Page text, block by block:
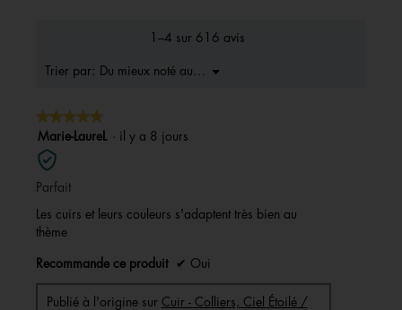
1–4 sur 616 avis
Trier par: Du mieux noté au moins bons
▼
Menu
★★★★★
★★★★★
5
sur
5
étoiles.
Marie-LaureL · il y a 8 jours
Parfait
Les cuirs et leurs couleurs s'adaptent très bien au
thème
Recommande ce produit ✔ Oui
Publié à l'origine sur Cuir - Colliers, Ciel Étoilé /